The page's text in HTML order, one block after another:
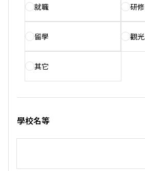
就職 研修
留學 觀光
其它
學校名等